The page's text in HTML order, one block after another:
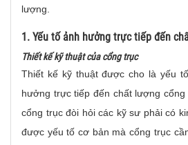
lượng.
1. Yếu tố ảnh hưởng trực tiếp đến
Thiết kế kỹ thuật của cổng trục
Thiết kế kỹ thuật được cho là yếu
hưởng trực tiếp đến chất lượng
cổng trục đòi hỏi các kỹ sư phải có
được yếu tố cơ bản mà cổng trục